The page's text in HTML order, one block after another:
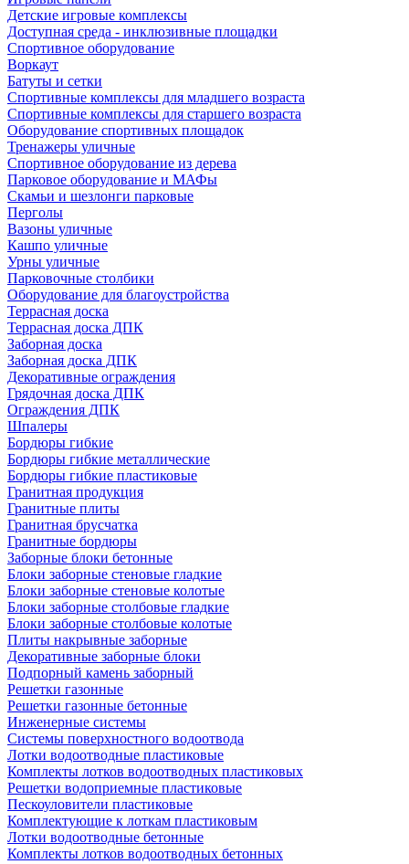
Детские игровые комплексы
Доступная среда - инклюзивные площадки
Спортивное оборудование
Воркаут
Батуты и сетки
Спортивные комплексы для младшего возраста
Спортивные комплексы для старшего возраста
Оборудование спортивных площадок
Тренажеры уличные
Спортивное оборудование из дерева
Парковое оборудование и МАФы
Скамьи и шезлонги парковые
Перголы
Вазоны уличные
Кашпо уличные
Урны уличные
Парковочные столбики
Оборудование для благоустройства
Террасная доска
Террасная доска ДПК
Заборная доска
Заборная доска ДПК
Декоративные ограждения
Грядочная доска ДПК
Ограждения ДПК
Шпалеры
Бордюры гибкие
Бордюры гибкие металлические
Бордюры гибкие пластиковые
Гранитная продукция
Гранитные плиты
Гранитная брусчатка
Гранитные бордюры
Заборные блоки бетонные
Блоки заборные стеновые гладкие
Блоки заборные стеновые колотые
Блоки заборные столбовые гладкие
Блоки заборные столбовые колотые
Плиты накрывные заборные
Декоративные заборные блоки
Подпорный камень заборный
Решетки газонные
Решетки газонные бетонные
Инженерные системы
Системы поверхностного водоотвода
Лотки водоотводные пластиковые
Комплекты лотков водоотводных пластиковых
Решетки водоприемные пластиковые
Пескоуловители пластиковые
Комплектующие к лоткам пластиковым
Лотки водоотводные бетонные
Комплекты лотков водоотводных бетонных